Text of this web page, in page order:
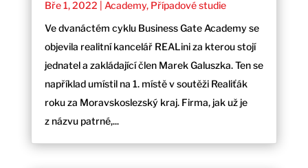
Bře 1, 2022 | Academy, Případové studie
Ve dvanáctém cyklu Business Gate Academy se
objevila realitní kancelář REALini za kterou stojí
jednatel a zakládající člen Marek Galuszka. Ten se
například umístil na 1. místě v soutěži Realiťák
roku za Moravskoslezský kraj. Firma, jak už je
z názvu patrné,...